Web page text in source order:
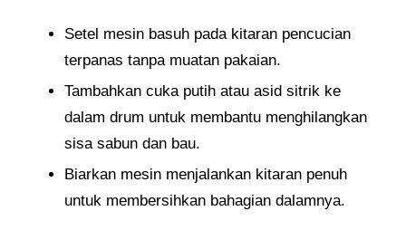
Setel mesin basuh pada kitaran pencucian
terpanas tanpa muatan pakaian.
Tambahkan cuka putih atau asid sitrik ke
dalam drum untuk membantu menghilangkan
sisa sabun dan bau.
Biarkan mesin menjalankan kitaran penuh
untuk membersihkan bahagian dalamnya.